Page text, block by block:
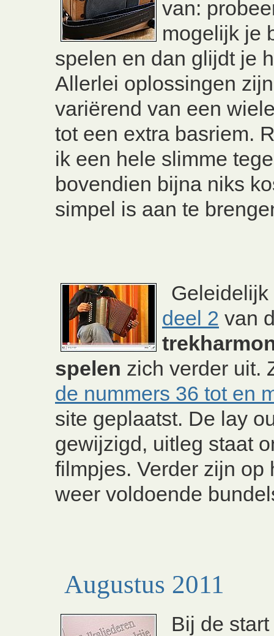
van:
mogelijk je
spelen en dan glijdt je
Allerlei oplossingen
variërend van een
tot een extra basriem.
ik een hele slimme
bovendien bijna niks
simpel is aan te
deel 2 van
spelen zich verder uit.
de nummers 36 tot en
site geplaatst. De lay
gewijzigd, uitleg staat
filmpjes. Verder zijn op
weer voldoende
Augustus 2011
Bij de